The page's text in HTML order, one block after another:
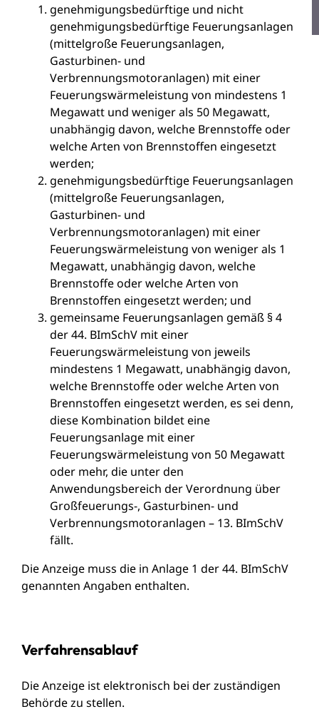
genehmigungsbedürftige und nicht
genehmigungsbedürftige Feuerungsanlagen
(mittelgroße Feuerungsanlagen,
Gasturbinen- und
Verbrennungsmotoranlagen) mit einer
Feuerungswärmeleistung von mindestens 1
Megawatt und weniger als 50 Megawatt,
unabhängig davon, welche Brennstoffe oder
welche Arten von Brennstoffen eingesetzt
werden;
genehmigungsbedürftige Feuerungsanlagen
(mittelgroße Feuerungsanlagen,
Gasturbinen- und
Verbrennungsmotoranlagen) mit einer
Feuerungswärmeleistung von weniger als 1
Megawatt, unabhängig davon, welche
Brennstoffe oder welche Arten von
Brennstoffen eingesetzt werden; und
gemeinsame Feuerungsanlagen gemäß § 4
der 44. BImSchV mit einer
Feuerungswärmeleistung von jeweils
mindestens 1 Megawatt, unabhängig davon,
welche Brennstoffe oder welche Arten von
Brennstoffen eingesetzt werden, es sei denn,
diese Kombination bildet eine
Feuerungsanlage mit einer
Feuerungswärmeleistung von 50 Megawatt
oder mehr, die unter den
Anwendungsbereich der Verordnung über
Großfeuerungs-, Gasturbinen- und
Verbrennungsmotoranlagen – 13. BImSchV
fällt.
Die Anzeige muss die in Anlage 1 der 44. BImSchV
genannten Angaben enthalten.
Verfahrensablauf
Die Anzeige ist elektronisch bei der zuständigen
Behörde zu stellen.